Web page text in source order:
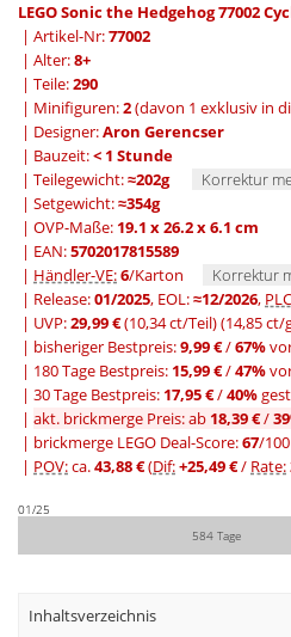
LEGO Sonic the Hedgehog 77002
| Artikel-Nr:77002
| Alter:8+
| Teile:290
| Minifiguren:2(davon 1 exklusiv in
| Designer:Aron Gerencser
| Bauzeit:< 1 Stunde
| Teilegewicht:≈202g
Korrektur
| Setgewicht:≈354g
| OVP-Maße: 19.1 x 26.2 x 6.1 cm
| EAN:5702017815589
| Händler-VE:6/Karton
Korrektur
| Release:01/2025, EOL:≈12/2026,
| UVP:29,99 €(10,34 ct/Teil)(14,85 ct/
| bisheriger Bestpreis:9,99 €/67%
| 180 Tage Bestpreis: 15,99 €/47%
| 30 Tage Bestpreis: 17,95 €/40%
| akt. brickmerge Preis: ab 18,39 €/
| brickmerge LEGO Deal-Score:67/100
| POV:ca.43,88 €(Dif:+25,49 €/ Rate:
01/25
584 Tage
Inhaltsverzeichnis